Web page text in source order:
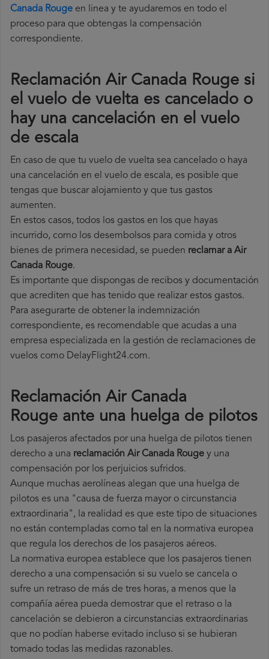
Canada Rouge en linea y te ayudaremos en todo el
proceso para que obtengas la compensación
correspondiente.
Reclamación Air Canada Rouge si
el vuelo de vuelta es cancelado o
hay una cancelación en el vuelo
de escala
En caso de que tu vuelo de vuelta sea cancelado o haya
una cancelación en el vuelo de escala, es posible que
tengas que buscar alojamiento y que tus gastos
aumenten.
En estos casos, todos los gastos en los que hayas
incurrido, como los desembolsos para comida y otros
bienes de primera necesidad, se pueden reclamar a Air
Canada Rouge.
Es importante que dispongas de recibos y documentación
que acrediten que has tenido que realizar estos gastos.
Para asegurarte de obtener la indemnización
correspondiente, es recomendable que acudas a una
empresa especializada en la gestión de reclamaciones de
vuelos como DelayFlight24.com.
Reclamación Air Canada
Rouge ante una huelga de pilotos
Los pasajeros afectados por una huelga de pilotos tienen
derecho a una reclamación Air Canada Rouge y una
compensación por los perjuicios sufridos.
Aunque muchas aerolíneas alegan que una huelga de
pilotos es una "causa de fuerza mayor o circunstancia
extraordinaria", la realidad es que este tipo de situaciones
no están contempladas como tal en la normativa europea
que regula los derechos de los pasajeros aéreos.
La normativa europea establece que los pasajeros tienen
derecho a una compensación si su vuelo se cancela o
sufre un retraso de más de tres horas, a menos que la
compañía aérea pueda demostrar que el retraso o la
cancelación se debieron a circunstancias extraordinarias
que no podían haberse evitado incluso si se hubieran
tomado todas las medidas razonables.